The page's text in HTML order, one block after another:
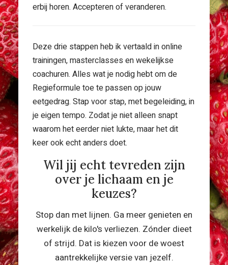
erbij horen. Accepteren of veranderen.
Deze drie stappen heb ik vertaald in online
trainingen, masterclasses en wekelijkse
coachuren. Alles wat je nodig hebt om de
Regieformule toe te passen op jouw
eetgedrag. Stap voor stap, met begeleiding, in
je eigen tempo. Zodat je niet alleen snapt
waarom het eerder niet lukte, maar het dit
keer ook echt anders doet.
Wil jij echt tevreden zijn
over je lichaam en je
keuzes?
Stop dan met lijnen. Ga meer genieten en
werkelijk de kilo's verliezen. Zónder dieet
of strijd. Dat is kiezen voor de woest
aantrekkelijke versie van jezelf.